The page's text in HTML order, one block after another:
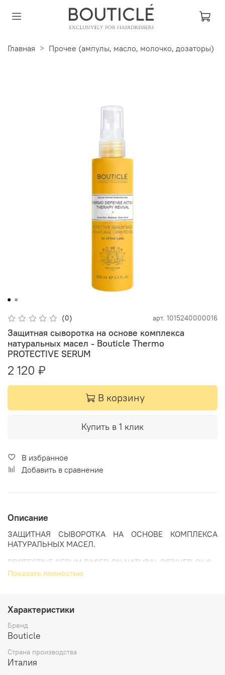
Главная Прочее (ампулы, масло, молочко, дозаторы)
(0) арт. 1015240000016
Защитная сыворотка на основе комплекса
натуральных масел - Bouticle Thermo
PROTECTIVE SERUM
2 120 ₽
В корзину
Купить в 1 клик
В избранное
Добавить в сравнение
Описание
ЗАЩИТНАЯ СЫВОРОТКА НА ОСНОВЕ КОМПЛЕКСА
НАТУРАЛЬНЫХ МАСЕЛ.
PROTECTIVE SERUM BASED ON NATURAL DERIVED OILS.
масел манои, примулы и арганы для сухих и
действием предотвращает истончение, ломкость и
сечение. Оказывает антистатический эффект.
Показать полностью
Характеристики
Бренд
Bouticle
Страна производства
Италия